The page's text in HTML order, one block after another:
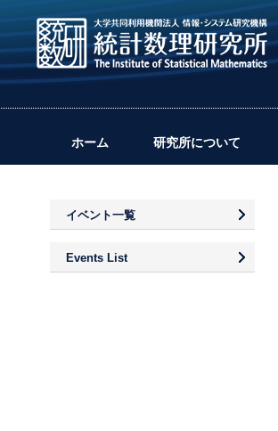
ホーム 研究所について
イベント一覧
Events List